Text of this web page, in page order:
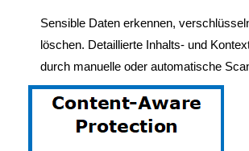
Sensible Daten erkennen,
löschen. Detaillierte Inhalts- und
durch manuelle oder automatische